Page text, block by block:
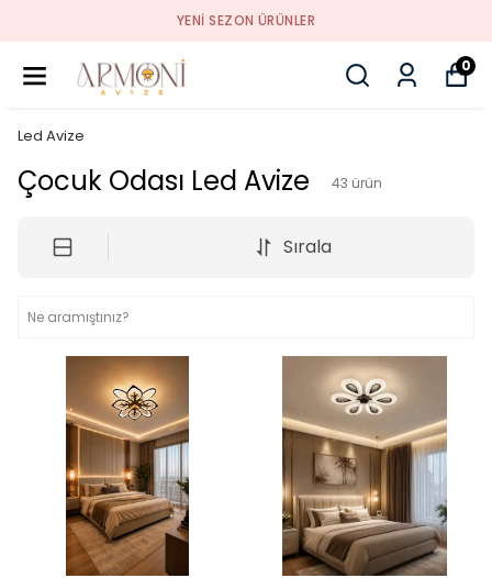
YENI SEZON ÜRÜNLER
0
Led Avize
Çocuk Odası Led Avize 43 ürün
Sırala